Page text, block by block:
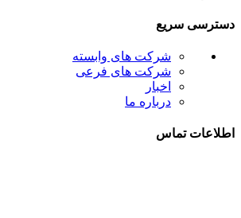
دسترسی سریع
شرکت های وابسته
شرکت های فرعی
اخبار
درباره ما
اطلاعات تماس